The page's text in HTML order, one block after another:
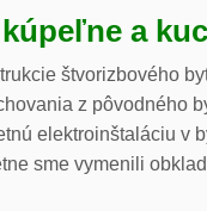
a
štvorizbového
z pôvodného
elektroinštaláciu v
sme vymenili